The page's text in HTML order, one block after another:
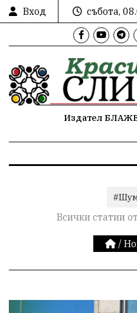
Вход
събота,
Издател
Всички статии
/